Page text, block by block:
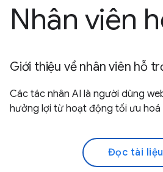
Nhân viên
Giới thiệu về nhân viên hỗ
Các tác nhân AI là người dùng
hưởng lợi từ hoạt động tối ưu hoá
Đọc tài liệu